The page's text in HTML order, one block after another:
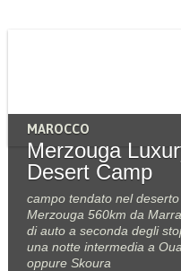
MAROCCO
Merzouga
Desert Camp
campo tendato nel
Merzouga 560km da
di auto a seconda degli
una notte intermedia a
oppure Skoura